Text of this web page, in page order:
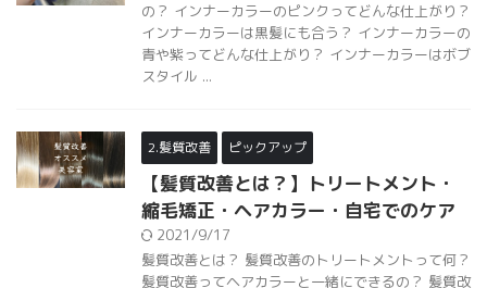
の？ インナーカラーのピンクってどんな仕上がり？
インナーカラーは黒髪にも合う？ インナーカラーの
青や紫ってどんな仕上がり？ インナーカラーはボブ
スタイル ...
2.髪質改善 ピックアップ
【髪質改善とは？】トリートメント・
縮毛矯正・ヘアカラー・自宅でのケア
2021/9/17
髪質改善とは？ 髪質改善のトリートメントって何？
髪質改善ってヘアカラーと一緒にできるの？ 髪質改